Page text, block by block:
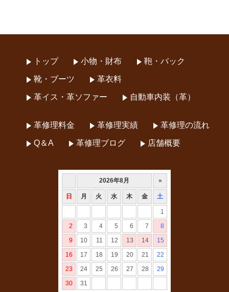
トップ 小物・財布 鞄・バック
靴・ブーツ 革衣料
革イス・革ソファー 自動車内装（革）
革修理料金 革修理実績 革修理の流れ
Q＆A 革修理ブログ 店舗概要